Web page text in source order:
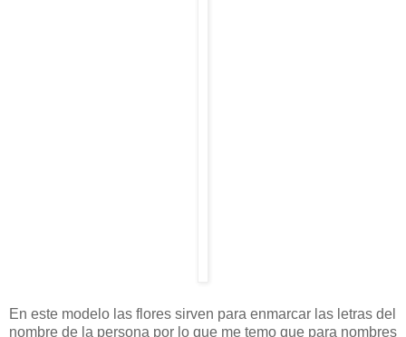
En este modelo las flores sirven para enmarcar las letras del
nombre de la persona por lo que me temo que para nombres